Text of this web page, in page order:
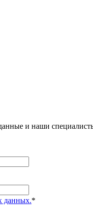
и наши
данных.*